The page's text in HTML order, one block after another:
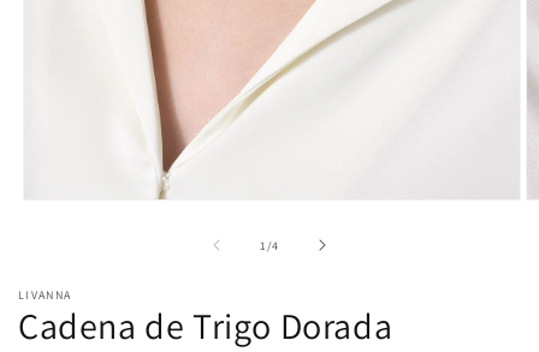
una
ventana
modal
1 /de
4
LIVANNA
Cadena de Trigo Dorada